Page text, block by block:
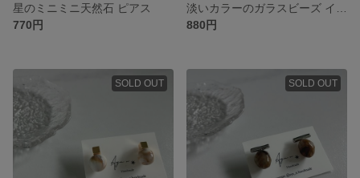
星のミニミニ天然石 ピアス
770円
880円
SOLD OUT SOLD OUT